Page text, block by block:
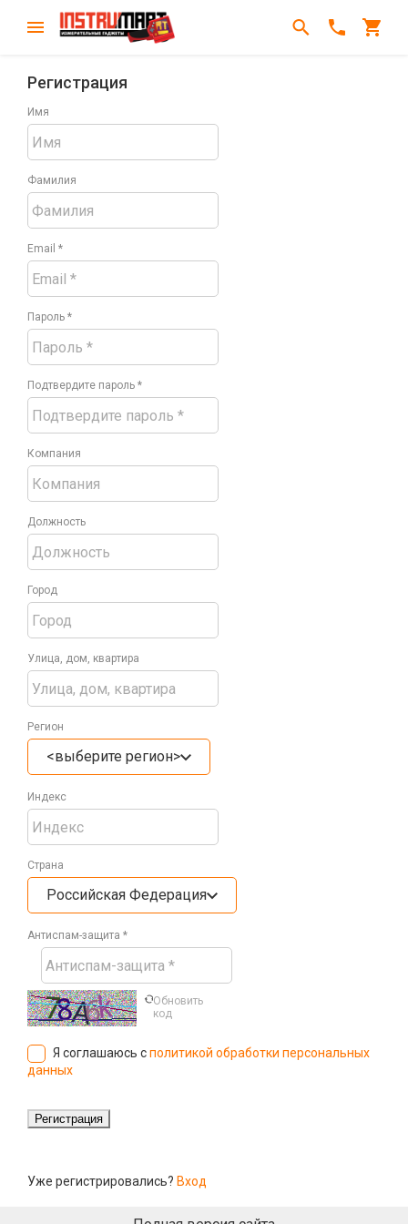
Регистрация
Имя
Фамилия
Email *
Пароль *
Подтвердите пароль *
Компания
Должность
Город
Улица, дом, квартира
Регион
<выберите регион>
Индекс
Страна
Российская Федерация
Антиспам-защита *
Обновить
код
Я соглашаюсь сполитикой обработки персональных
данных
Уже регистрировались? Вход